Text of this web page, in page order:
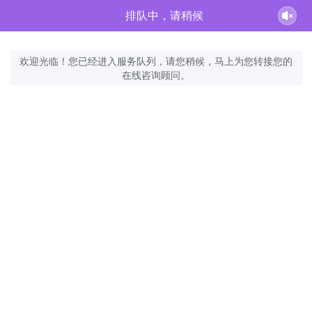
排队中，请稍候
欢迎光临！您已经进入服务队列，请您稍候，马上为您转接您的
在线咨询顾问。